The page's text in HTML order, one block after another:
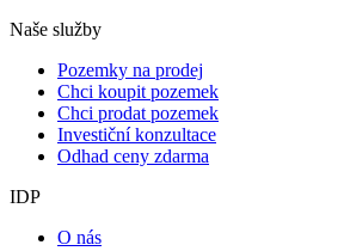
Naše služby
Pozemky na prodej
Chci koupit pozemek
Chci prodat pozemek
Investiční konzultace
Odhad ceny zdarma
IDP
O nás